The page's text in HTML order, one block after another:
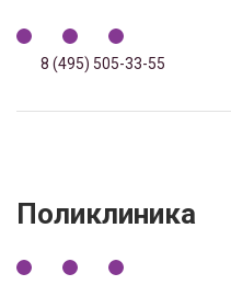
8 (495) 505-33-55
Поликлиника